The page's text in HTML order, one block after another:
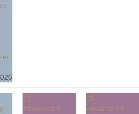
27
Advanced 6
28
Advanced 6